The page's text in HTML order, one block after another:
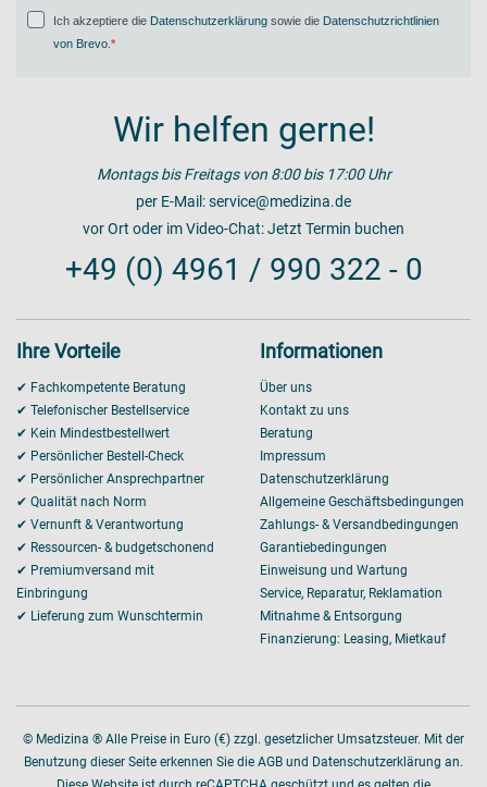
Ich akzeptiere die Datenschutzerklärung sowie die Datenschutzrichtlinien
von Brevo
Wir helfen gerne!
Montags bis Freitags von 8:00 bis 17:00 Uhr
per E-Mail:service@medizina.de
vor Ort oder im Video-Chat:Jetzt Termin buchen
+49 (0) 4961 / 990 322 - 0
Ihre Vorteile
✔ Fachkompetente Beratung
✔ Telefonischer Bestellservice
✔ Kein Mindestbestellwert
✔ Persönlicher Bestell-Check
✔ Persönlicher Ansprechpartner
✔ Qualität nach Norm
✔ Vernunft & Verantwortung
✔ Ressourcen- & budgetschonend
✔ Premiumversand mit
Einbringung
✔ Lieferung zum Wunschtermin
Informationen
Über uns
Kontakt zu uns
Beratung
Impressum
Datenschutzerklärung
Allgemeine Geschäftsbedingungen
Zahlungs- & Versandbedingungen
Garantiebedingungen
Einweisung und Wartung
Service, Reparatur, Reklamation
Mitnahme & Entsorgung
Finanzierung: Leasing, Mietkauf
© Medizina ® Alle Preise in Euro (€) zzgl. gesetzlicher Umsatzsteuer. Mit der
Benutzung dieser Seite erkennen Sie die AGB und Datenschutzerklärung an.